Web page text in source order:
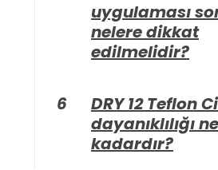
uygulaması
nelere dikkat
edilmelidir?
6
DRY 12 Teflon
dayanıklılığı ne
kadardır?